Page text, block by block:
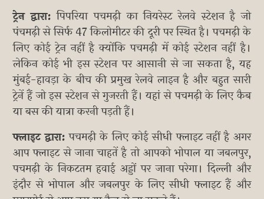
ट्रेन द्वारा: पिपरिया पचमढ़ी का नियरेस्ट रेलवे स्टेशन है जो
पंचमढ़ी से सिर्फ 47 किलोमीटर की दूरी पर स्थित है। पचमढ़ी के
लिए कोई ट्रेन नहीं है क्योंकि पचमढ़ी में कोई स्टेशन नहीं है।
लेकिन कोई भी इस स्टेशन पर आसानी से जा सकता है, यह
मुंबई-हावड़ा के बीच की प्रमुख रेलवे लाइन है और बहुत सारी
ट्रेनें हैं जो इस स्टेशन से गुजरती हैं। यहां से पचमढ़ी के लिए कैब
या बस की यात्रा करनी पड़ती हैं।
फ्लाइट द्वारा:पचमढ़ी के लिए कोई सीधी फ्लाइट नहीं है अगर
आप फ्लाइट से जाना चाहतें है तो आपको भोपाल या जबलपुर,
पचमढ़ी के निकटतम हवाई अड्डों पर जाना परेगा। दिल्ली और
इंदौर से भोपाल और जबलपुर के लिए सीधी फ्लाइट हैं और